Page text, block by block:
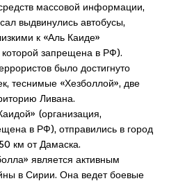
массовой информации,
выдвинулись автобусы,
к «Аль Каиде»
которой запрещена в РФ).
было достигнуто
теснимые «Хезболлой», две
Ливана.
(организация,
в РФ), отправились в город
км от Дамаска.
является активным
в Сирии. Она ведет боевые